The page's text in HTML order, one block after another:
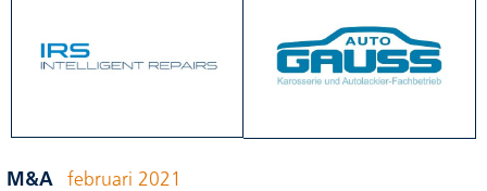
M&A februari 2021